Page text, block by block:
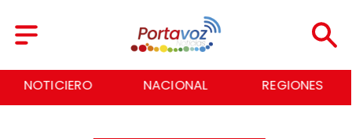
NOTICIERO NACIONAL REGIONES